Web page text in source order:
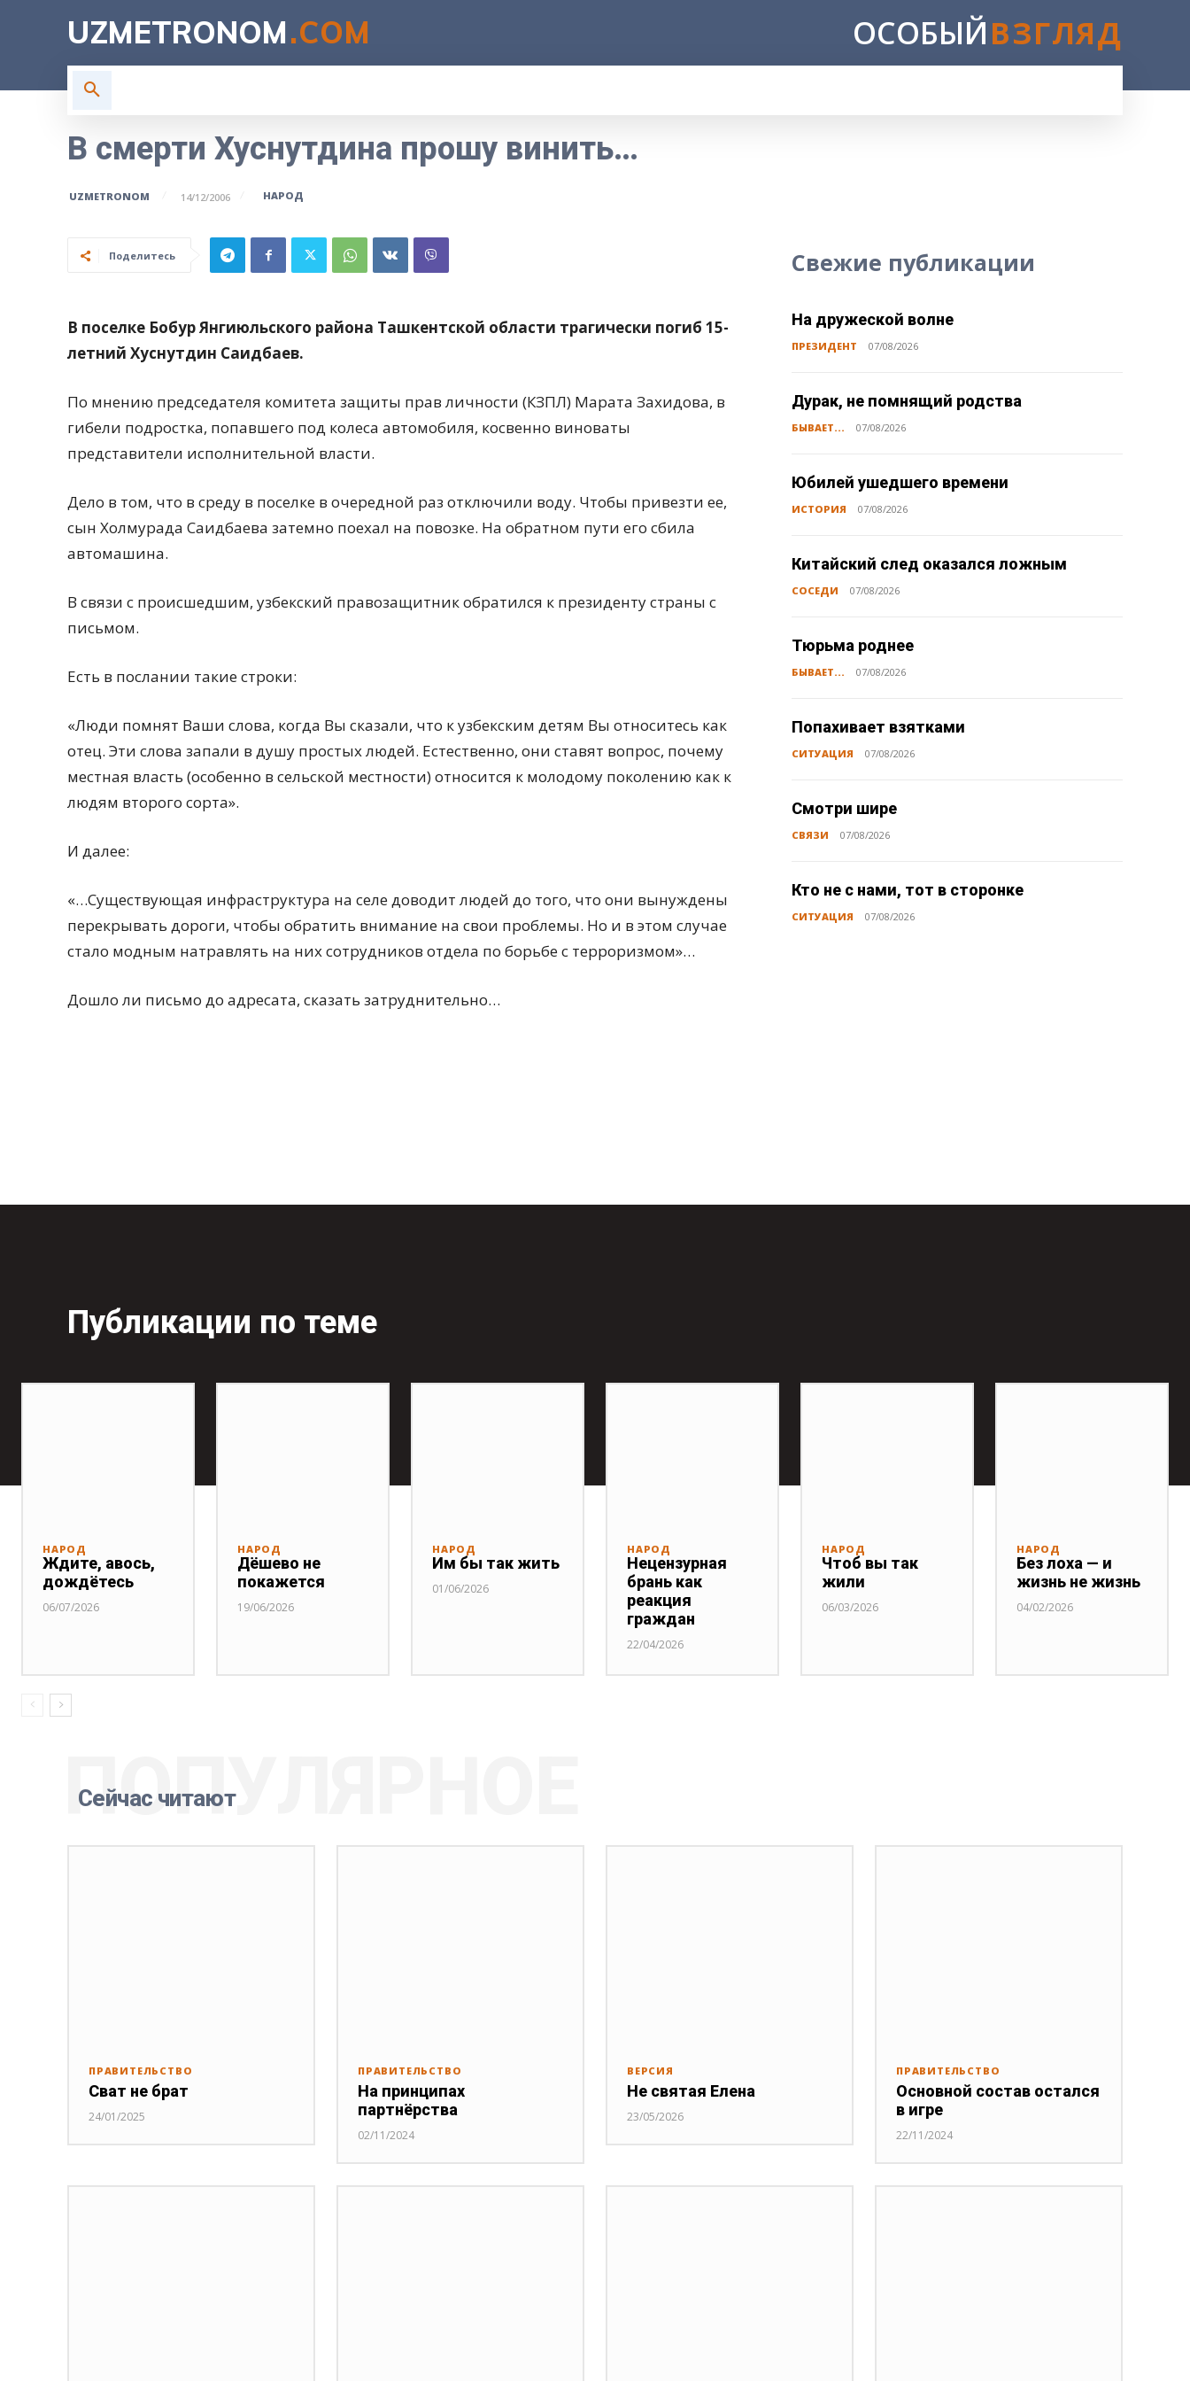
UZMETRONOM.COM ОСОБЫЙВЗГЛЯД
В смерти Хуснутдина прошу винить…
UZMETRONOM 14/12/2006 НАРОД
Поделитесь
В поселке Бобур Янгиюльского района Ташкентской области трагически погиб 15-
летний Хуснутдин Саидбаев.
По мнению председателя комитета защиты прав личности (КЗПЛ) Марата Захидова, в
гибели подростка, попавшего под колеса автомобиля, косвенно виноваты
представители исполнительной власти.
Дело в том, что в среду в поселке в очередной раз отключили воду. Чтобы привезти ее,
сын Холмурада Саидбаева затемно поехал на повозке. На обратном пути его сбила
автомашина.
В связи с происшедшим, узбекский правозащитник обратился к президенту страны с
письмом.
Есть в послании такие строки:
«Люди помнят Ваши слова, когда Вы сказали, что к узбекским детям Вы относитесь как
отец. Эти слова запали в душу простых людей. Естественно, они ставят вопрос, почему
местная власть (особенно в сельской местности) относится к молодому поколению как к
людям второго сорта».
И далее:
«…Существующая инфраструктура на селе доводит людей до того, что они вынуждены
перекрывать дороги, чтобы обратить внимание на свои проблемы. Но и в этом случае
стало модным натравлять на них сотрудников отдела по борьбе с терроризмом»…
Дошло ли письмо до адресата, сказать затруднительно…
Свежие публикации
На дружеской волне
ПРЕЗИДЕНТ 07/08/2026
Дурак, не помнящий родства
БЫВАЕТ... 07/08/2026
Юбилей ушедшего времени
ИСТОРИЯ 07/08/2026
Китайский след оказался ложным
СОСЕДИ 07/08/2026
Тюрьма роднее
БЫВАЕТ... 07/08/2026
Попахивает взятками
СИТУАЦИЯ 07/08/2026
Смотри шире
СВЯЗИ 07/08/2026
Кто не с нами, тот в сторонке
СИТУАЦИЯ 07/08/2026
Публикации по теме
НАРОД
Ждите, авось,
дождётесь
06/07/2026
НАРОД
Дёшево не
покажется
19/06/2026
НАРОД
Им бы так жить
01/06/2026
НАРОД
Нецензурная
брань как
реакция
граждан
22/04/2026
НАРОД
Чтоб вы так
жили
06/03/2026
НАРОД
Без лоха — и
жизнь не жизнь
04/02/2026
Сейчас читают
ПОПУЛЯРНОЕ
ПРАВИТЕЛЬСТВО
Сват не брат
24/01/2025
ПРАВИТЕЛЬСТВО
На принципах
партнёрства
02/11/2024
ВЕРСИЯ
Не святая Елена
23/05/2026
ПРАВИТЕЛЬСТВО
Основной состав остался
в игре
22/11/2024